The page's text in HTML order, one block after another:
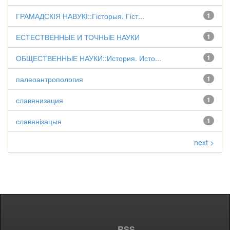
1
ГРАМАДСКІЯ НАВУКІ::Гісторыя. Гіст...
1
ЕСТЕСТВЕННЫЕ И ТОЧНЫЕ НАУКИ
1
ОБЩЕСТВЕННЫЕ НАУКИ::История. Исто...
1
палеоантропология
1
славянизация
1
славянізацыя
next >